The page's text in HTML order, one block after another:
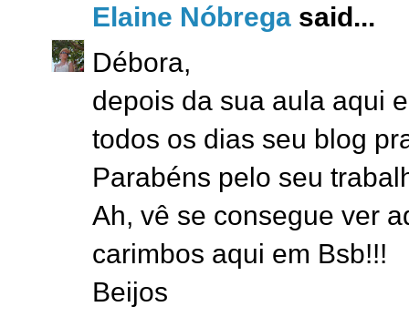
Elaine Nóbrega said...
Débora,
depois da sua aula aqui
todos os dias seu blog
Parabéns pelo seu
Ah, vê se consegue ver
carimbos aqui em Bsb!!!
Beijos